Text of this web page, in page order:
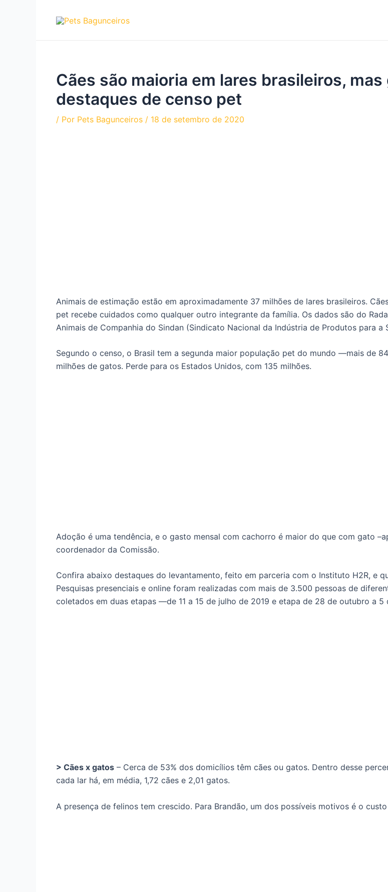
Cães são maioria em lares brasileiros,
destaques de censo pet
/ Por Pets Bagunceiros / 18 de setembro de 2020
Animais de estimação estão em aproximadamente 37 milhões de lares brasileiros.
pet recebe cuidados como qualquer outro integrante da família. Os dados são do
Animais de Companhia do Sindan (Sindicato Nacional da Indústria de Produtos para a
Segundo o censo, o Brasil tem a segunda maior população pet do mundo —mais de
milhões de gatos. Perde para os Estados Unidos, com 135 milhões.
Adoção é uma tendência, e o gasto mensal com cachorro é maior do que com gato
coordenador da Comissão.
Confira abaixo destaques do levantamento, feito em parceria com o Instituto H2R, e
Pesquisas presenciais e online foram realizadas com mais de 3.500 pessoas de
coletados em duas etapas —de 11 a 15 de julho de 2019 e etapa de 28 de outubro a 5
> Cães x gatos – Cerca de 53% dos domicílios têm cães ou gatos. Dentro desse
cada lar há, em média, 1,72 cães e 2,01 gatos.
A presença de felinos tem crescido. Para Brandão, um dos possíveis motivos é o